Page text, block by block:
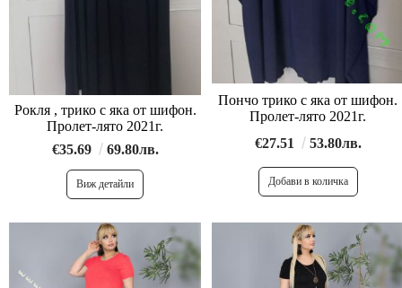
Рокля , трико с яка от шифон.
Пролет-лято 2021г.
€35.69
69.80лв.
Виж детайли
Пончо трико с яка от шифон.
Пролет-лято 2021г.
€27.51
53.80лв.